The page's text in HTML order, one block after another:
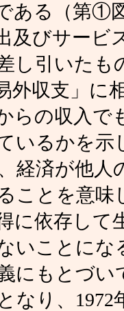
ある（第①
及びサービ
し引いた
外収支」
らの収入で
いるかを示
経済が他人
ことを意
に依存して
いことにな
にもとづい
なり、1972